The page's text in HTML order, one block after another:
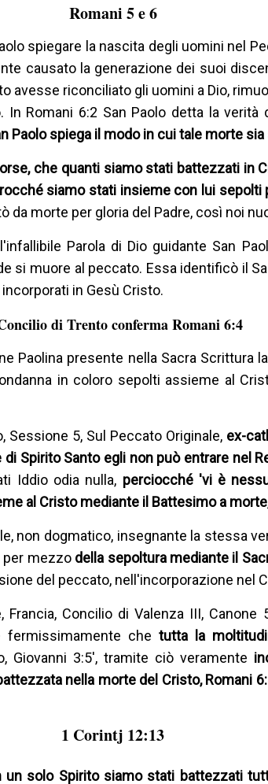
Romani 5 e 6
spiegare la nascita degli uomini nel
causato la generazione dei suoi
avesse riconciliato gli uomini a Dio,
In Romani 6:2 San Paolo detta la
Paolo spiega il modo in cui tale morte
che quanti siamo stati battezzati in
siamo stati insieme con lui sepolti
morte per gloria del Padre, così noi
l'infallibile Parola di Dio guidante San
si muore al peccato. Essa identificò il
in Gesù Cristo.
di Trento conferma Romani 6:4
Paolina presente nella Sacra Scrittura
in coloro sepolti assieme al
Sessione 5, Sul Peccato Originale, ex-
Spirito Santo egli non può entrare nel
Iddio odia nulla, perciocché 'vi è
al Cristo mediante il Battesimo a
non dogmatico, insegnante la stessa
per mezzo della sepoltura mediante il
del peccato, nell'incorporazione nel
Francia, Concilio di Valenza III, Canone
fermissimamente chetutta la
Giovanni 3:5', tramite ciò veramente
nella morte del Cristo, Romani
1 Corintj 12:13
un solo Spirito siamo stati battezzati